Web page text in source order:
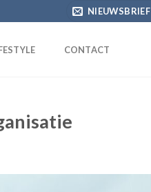
NIEUWSBRIEF
CONTACT